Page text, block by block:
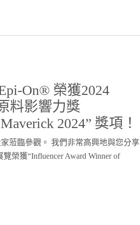
On® 榮獲2024
料影響力獎
2024” 獎項！
家蒞臨參觀。 我們非常高興地與您分享
榮獲“Influencer Award Winner of